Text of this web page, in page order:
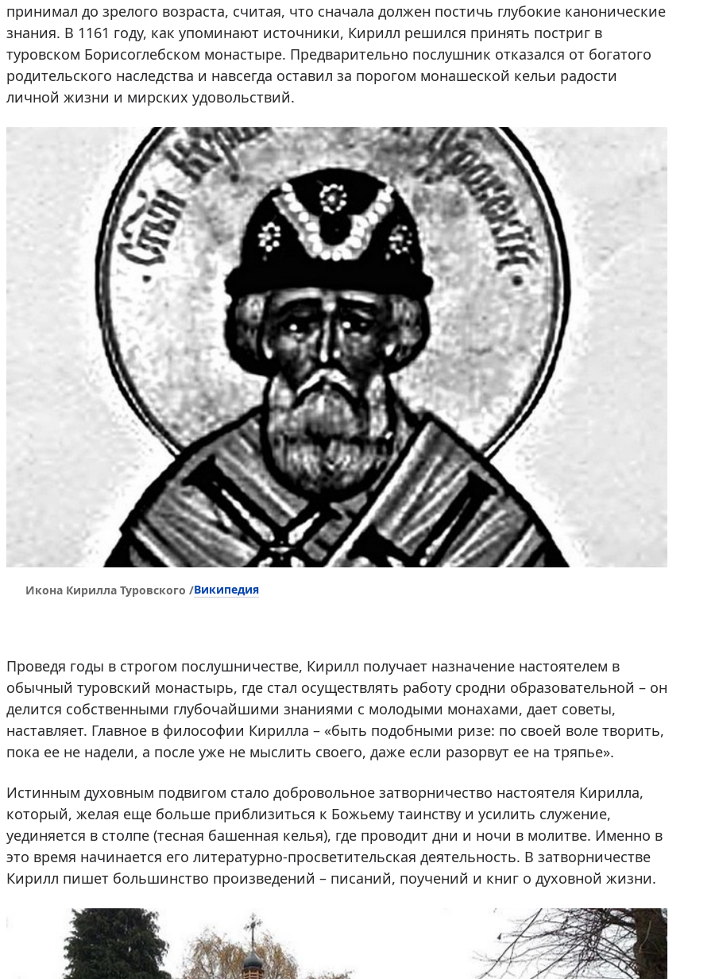
принимал до зрелого возраста, считая, что сначала должен постичь глубокие канонические
знания. В 1161 году, как упоминают источники, Кирилл решился принять постриг в
туровском Борисоглебском монастыре. Предварительно послушник отказался от богатого
родительского наследства и навсегда оставил за порогом монашеской кельи радости
личной жизни и мирских удовольствий.
Икона Кирилла Туровского /Википедия
Проведя годы в строгом послушничестве, Кирилл получает назначение настоятелем в
обычный туровский монастырь, где стал осуществлять работу сродни образовательной – он
делится собственными глубочайшими знаниями с молодыми монахами, дает советы,
наставляет. Главное в философии Кирилла – «быть подобными ризе: по своей воле творить,
пока ее не надели, а после уже не мыслить своего, даже если разорвут ее на тряпье».
Истинным духовным подвигом стало добровольное затворничество настоятеля Кирилла,
который, желая еще больше приблизиться к Божьему таинству и усилить служение,
уединяется в столпе (тесная башенная келья), где проводит дни и ночи в молитве. Именно в
это время начинается его литературно-просветительская деятельность. В затворничестве
Кирилл пишет большинство произведений – писаний, поучений и книг о духовной жизни.